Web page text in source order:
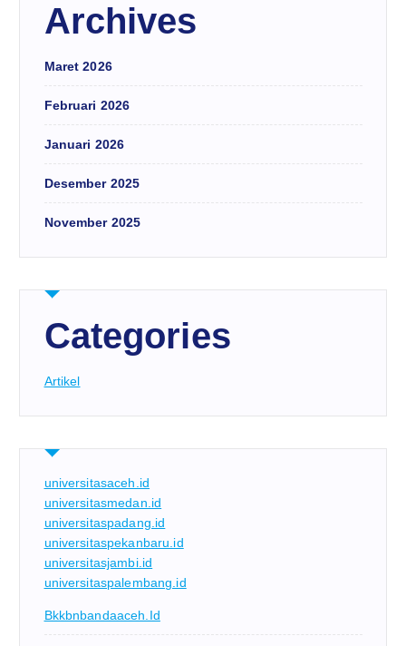
Archives
Maret 2026
Februari 2026
Januari 2026
Desember 2025
November 2025
Categories
Artikel
universitasaceh.id
universitasmedan.id
universitaspadang.id
universitaspekanbaru.id
universitasjambi.id
universitaspalembang.id
Bkkbnbandaaceh.id